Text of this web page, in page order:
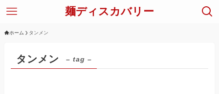
麺ディスカバリー
ホーム タンメン
タンメン – tag –